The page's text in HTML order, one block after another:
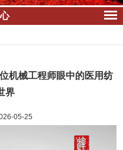
机械工程师眼中的医用纺
界
05-25